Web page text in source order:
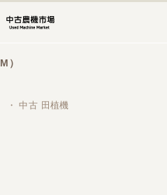
）
・ 中古 田植機